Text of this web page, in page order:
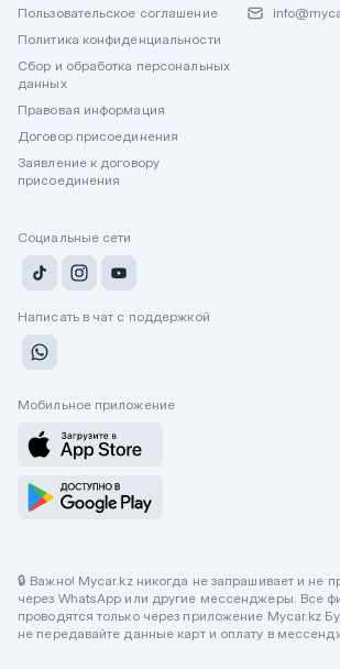
Пользовательское соглашение
Политика конфиденциальности
Сбор и обработка персональных
данных
Правовая информация
Договор присоединения
Заявление к договору
присоединения
Социальные сети
Написать в чат с поддержкой
Мобильное приложение
🔒 Важно! Mycar.kz никогда не запрашивает и не
через WhatsApp или другие мессенджеры. Все
проводятся только через приложение Mycar.kz
не передавайте данные карт и оплату в